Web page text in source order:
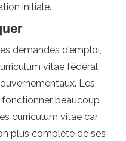
initiale.
demandes d'emploi,
vitae fédéral
Les
beaucoup
curriculum vitae car
plus complète de ses